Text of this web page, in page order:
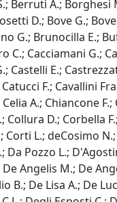
Berruti A.; Borghesi
D.; Bove G.;
G.; Brunocilla E.;
C.; Cacciamani G.;
Castelli E.;
F.; Cavallini
A.; Chiancone F.;
Collura D.; Corbella
Corti L.; deCosimo
Da Pozzo L.;
Angelis M.; De
B.; De Lisa A.; De